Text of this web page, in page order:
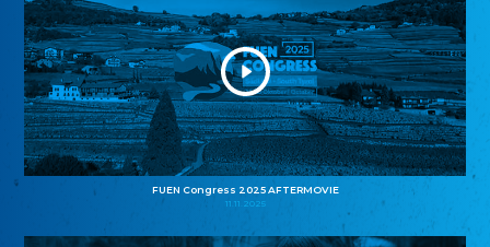
FUEN Congress 2025 AFTERMOVIE
11.11.2025